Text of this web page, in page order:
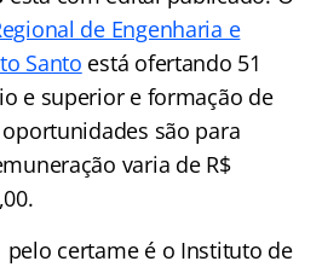
de Engenharia e
Santo está ofertando 51
e superior e formação de
são para
varia de R$
pelo certame é o Instituto de